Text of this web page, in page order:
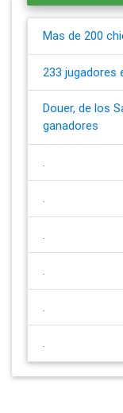
Mas de 200
233 jugadores
Douer, de los
ganadores
.
.
.
.
.
.